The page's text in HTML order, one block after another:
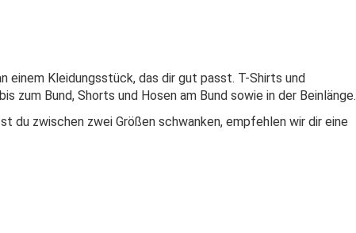
Kleidungsstück, das dir gut passt. T-Shirts und
zum Bund, Shorts und Hosen am Bund sowie in der Beinlänge.
zwischen zwei Größen schwanken, empfehlen wir dir eine